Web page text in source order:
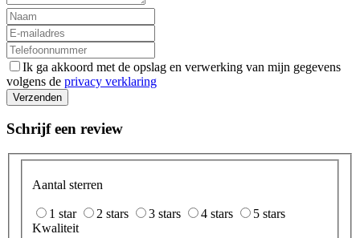
Ik ga akkoord met de opslag en verwerking van mijn gegevens
volgens de privacy verklaring
Verzenden
Schrijf een review
Aantal sterren
1 star 2 stars 3 stars 4 stars
5 stars
Kwaliteit